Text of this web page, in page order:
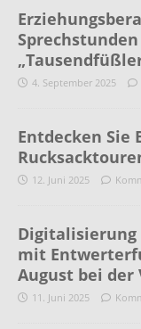
4. September 2025
Entdecken Sie
12. Juni 2025
Digitalisierung
mit
August bei der
11. Juni 2025